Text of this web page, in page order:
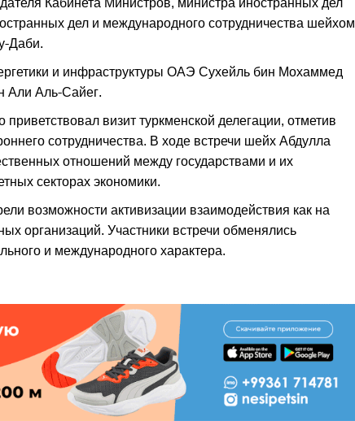
Кабинета Министров, министра иностранных дел
дел и международного сотрудничества шейхом
Даби.
и инфраструктуры ОАЭ Сухейль бин Мохаммед
Али Аль-Сайег.
визит туркменской делегации, отметив
сотрудничества. В ходе встречи шейх Абдулла
отношений между государствами и их
секторах экономики.
возможности активизации взаимодействия как на
организаций. Участники встречи обменялись
и международного характера.